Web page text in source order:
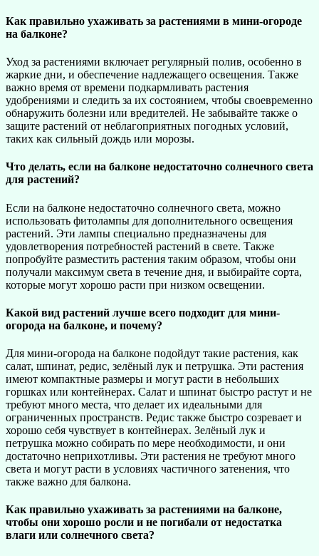
Как правильно ухаживать за растениями в мини-огороде
на балконе?
Уход за растениями включает регулярный полив, особенно в
жаркие дни, и обеспечение надлежащего освещения. Также
важно время от времени подкармливать растения
удобрениями и следить за их состоянием, чтобы своевременно
обнаружить болезни или вредителей. Не забывайте также о
защите растений от неблагоприятных погодных условий,
таких как сильный дождь или морозы.
Что делать, если на балконе недостаточно солнечного света
для растений?
Если на балконе недостаточно солнечного света, можно
использовать фитолампы для дополнительного освещения
растений. Эти лампы специально предназначены для
удовлетворения потребностей растений в свете. Также
попробуйте разместить растения таким образом, чтобы они
получали максимум света в течение дня, и выбирайте сорта,
которые могут хорошо расти при низком освещении.
Какой вид растений лучше всего подходит для мини-
огорода на балконе, и почему?
Для мини-огорода на балконе подойдут такие растения, как
салат, шпинат, редис, зелёный лук и петрушка. Эти растения
имеют компактные размеры и могут расти в небольших
горшках или контейнерах. Салат и шпинат быстро растут и не
требуют много места, что делает их идеальными для
ограниченных пространств. Редис также быстро созревает и
хорошо себя чувствует в контейнерах. Зелёный лук и
петрушка можно собирать по мере необходимости, и они
достаточно неприхотливы. Эти растения не требуют много
света и могут расти в условиях частичного затенения, что
также важно для балкона.
Как правильно ухаживать за растениями на балконе,
чтобы они хорошо росли и не погибали от недостатка
влаги или солнечного света?